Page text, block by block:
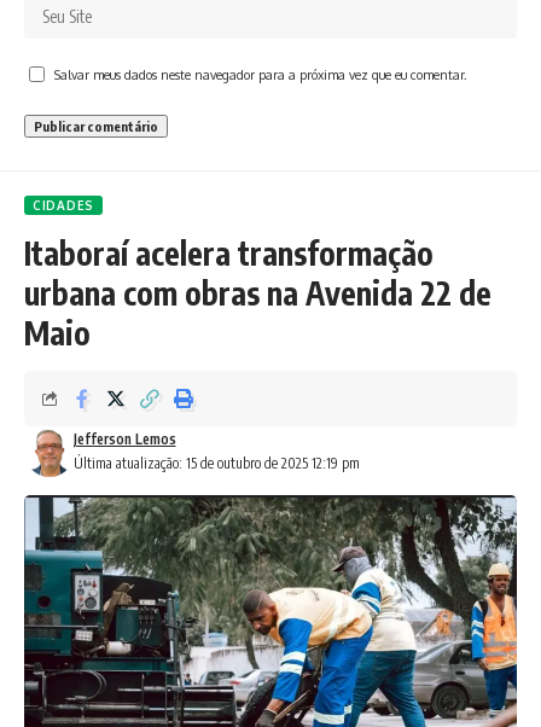
Salvar meus dados neste navegador para a próxima vez que eu comentar.
CIDADES
Itaboraí acelera transformação
urbana com obras na Avenida 22 de
Maio
Última atualização: 15 de outubro de 2025 12:19 pm
Jefferson Lemos